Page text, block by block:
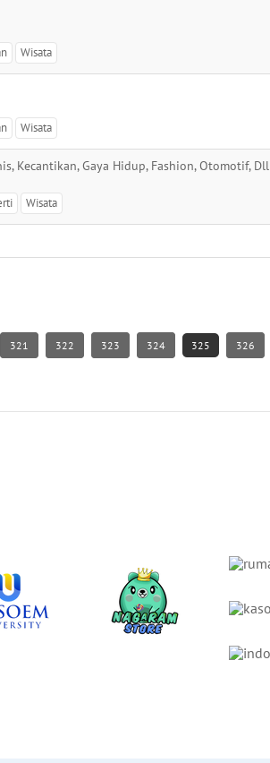
Wisata
Wisata
Kecantikan, Gaya Hidup, Fashion, Otomotif, Dll
Wisata
321 322 323 324 325 326